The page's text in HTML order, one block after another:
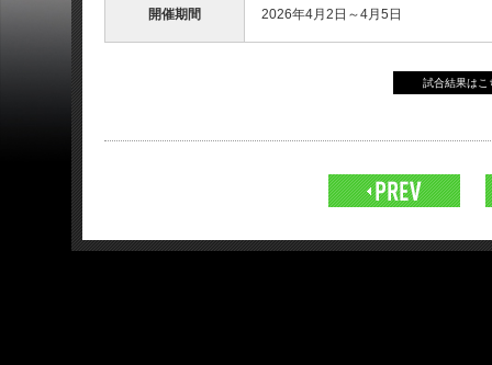
開催期間 2026年4月2日～4月5日
試合結果は